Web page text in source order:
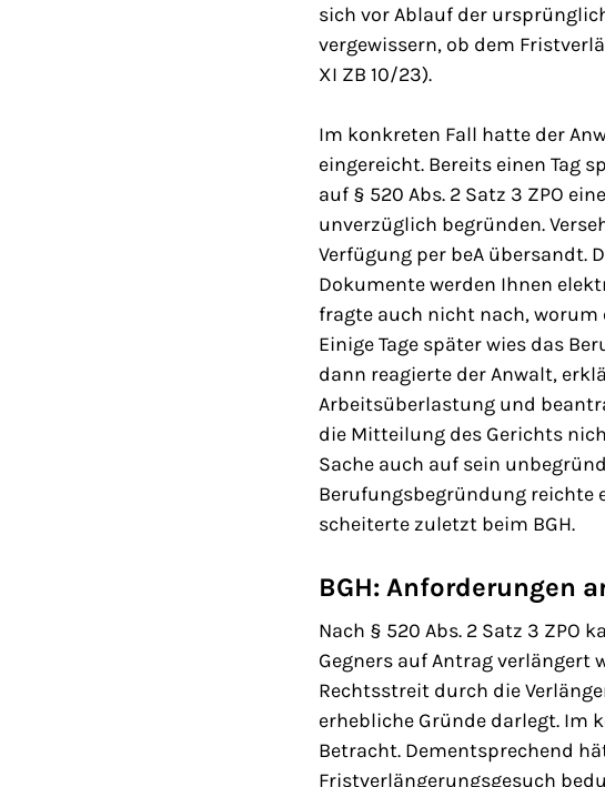
sich vor Ablauf der
vergewissern, ob dem
XI ZB 10/23).
Im konkreten Fall hatte der
eingereicht. Bereits einen Tag
auf § 520 Abs. 2 Satz 3 ZPO
unverzüglich begründen.
Verfügung per beA übersandt.
Dokumente werden Ihnen
fragte auch nicht nach,
Einige Tage später wies das
dann reagierte der Anwalt,
Arbeitsüberlastung und
die Mitteilung des Gerichts
Sache auch auf sein
Berufungsbegründung reichte
scheiterte zuletzt beim BGH.
BGH: Anforderungen
Nach § 520 Abs. 2 Satz 3
Gegners auf Antrag verlängert
Rechtsstreit durch die
erhebliche Gründe darlegt. Im
Betracht. Dementsprechend
Fristverlängerungsgesuch